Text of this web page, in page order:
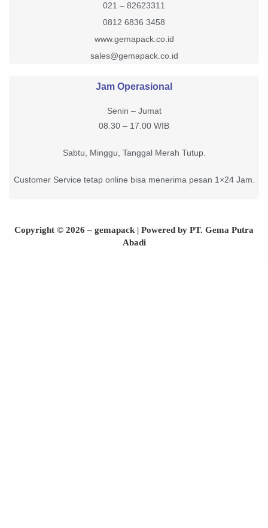
021 – 82623311
0812 6836 3458
www.gemapack.co.id
sales@gemapack.co.id
Jam Operasional
Senin – Jumat
08.30 – 17.00 WIB
Sabtu, Minggu, Tanggal Merah Tutup.
Customer Service tetap online bisa menerima pesan 1×24 Jam.
Copyright © 2026 – gemapack | Powered by PT. Gema Putra
Abadi